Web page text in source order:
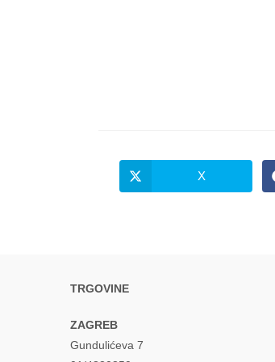
Opens
in
X
TRGOVINE
ZAGREB
Gundulićeva 7